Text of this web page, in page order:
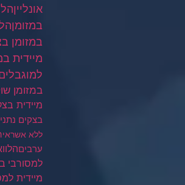
אונליין
במזומן
במזומן
מיידית
במזומן
מיידית
בצקים
ללא אשראי
ערבים
למסורבי
מיידית